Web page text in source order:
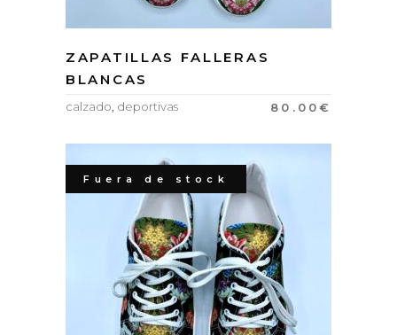
ZAPATILLAS FALLERAS
BLANCAS
80.00€
calzado deportivas
Fuera de stock